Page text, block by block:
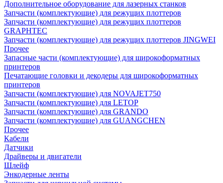
Дополнительное оборудование для лазерных станков
Запчасти (комплектующие) для режущих плоттеров
Запчасти (комплектующие) для режущих плоттеров
GRAPHTEC
Запчасти (комплектующие) для режущих плоттеров JINGWEI
Прочее
Запасные части (комплектующие) для широкоформатных
принтеров
Печатающие головки и декодеры для широкоформатных
принтеров
Запчасти (комплектующие) для NOVAJET750
Запчасти (комплектующие) для LETOP
Запчасти (комплектующие) для GRANDO
Запчасти (комплектующие) для GUANGCHEN
Прочее
Кабели
Датчики
Драйверы и двигатели
Шлейф
Энкодерные ленты